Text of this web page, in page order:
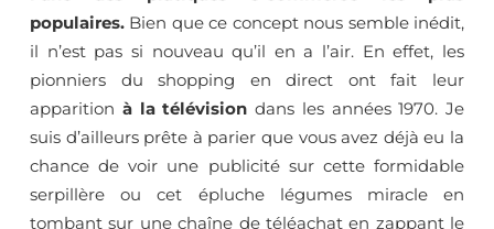
populaires. Bien que ce concept nous semble inédit,
il n’est pas si nouveau qu’il en a l’air. En effet, les
pionniers du shopping en direct ont fait leur
apparition à la télévision dans les années 1970. Je
suis d’ailleurs prête à parier que vous avez déjà eu la
chance de voir une publicité sur cette formidable
serpillère ou cet épluche légumes miracle en
tombant sur une chaîne de téléachat en zappant le